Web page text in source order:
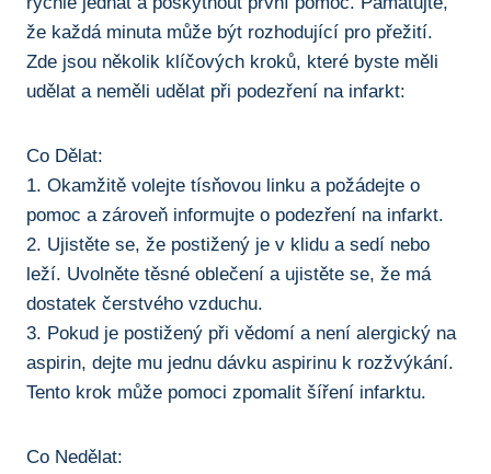
že každá minuta může⁢ být rozhodující pro přežití.
‌Zde jsou několik klíčových kroků, které byste měli
udělat a neměli udělat při podezření na ⁢infarkt:
Co Dělat:
1. Okamžitě volejte tísňovou linku a požádejte o
pomoc a zároveň informujte o⁤ podezření na​ infarkt.
2. Ujistěte​ se, že postižený je v klidu a sedí nebo
leží. Uvolněte těsné oblečení a ujistěte se,​ že má
dostatek čerstvého vzduchu.
3.⁤ Pokud je postižený při vědomí a⁤ není alergický na
aspirin, dejte mu ​jednu dávku⁤ aspirinu k rozžvýkání.
Tento krok může‌ pomoci zpomalit ‍šíření infarktu.
Co ‍Nedělat: